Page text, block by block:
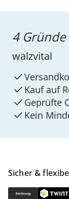
Sicher &
4
walzvital
Kauf auf
Geprüfte
Kein